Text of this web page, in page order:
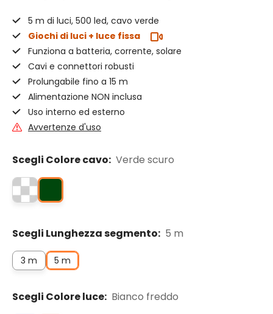
5 m di luci, 500 led, cavo verde
Giochi di luci + luce fissa
Funziona a batteria, corrente, solare
Cavi e connettori robusti
Prolungabile fino a 15 m
Alimentazione NON inclusa
Uso interno ed esterno
Avvertenze d'uso
Scegli Colore cavo: Verde scuro
Scegli Lunghezza segmento: 5 m
3 m 5 m
Scegli Colore luce: Bianco freddo